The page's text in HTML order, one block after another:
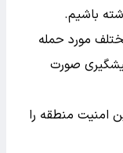
باشیم.
مورد حمله
صورت
امنیت منطقه را